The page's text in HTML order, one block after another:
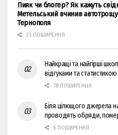
Пияк чи блогер? Як кажуть
Метельський вчинив
Тернополя
23 ПОШИРЕННЯ
Найкращі та найгірші
відгуками та статистикою
78 ПОШИРЕННЯ
Біля цілющого джерела
проводять обряди,
6 ПОШИРЕННЯ